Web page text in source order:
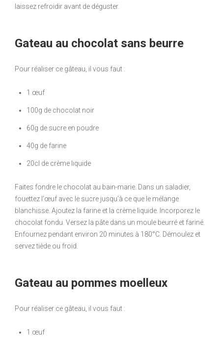
laissez refroidir avant de déguster.
Gateau au chocolat sans beurre
Pour réaliser ce gâteau, il vous faut :
1 œuf
100g de chocolat noir
60g de sucre en poudre
40g de farine
20cl de crème liquide
Faites fondre le chocolat au bain-marie. Dans un saladier,
fouettez l’œuf avec le sucre jusqu’à ce que le mélange
blanchisse. Ajoutez la farine et la crème liquide. Incorporez le
chocolat fondu. Versez la pâte dans un moule beurré et fariné.
Enfournez pendant environ 20 minutes à 180°C. Démoulez et
servez tiède ou froid.
Gateau au pommes moelleux
Pour réaliser ce gâteau, il vous faut :
1 œuf